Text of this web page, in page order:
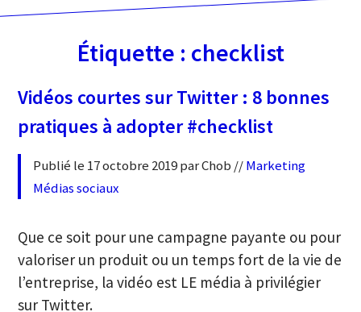
Étiquette : checklist
Vidéos courtes sur Twitter : 8 bonnes
pratiques à adopter #checklist
Publié le 17 octobre 2019 par Chob //Marketing
Médias sociaux
Que ce soit pour une campagne payante ou pour
valoriser un produit ou un temps fort de la vie de
l’entreprise, la vidéo est LE média à privilégier
sur Twitter.